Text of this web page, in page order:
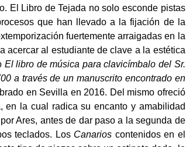
El Libro de Tejada no solo esconde pistas
que han llevado a la fijación de la
fuertemente arraigadas en la
acercar al estudiante de clave a la estética
El libro de música para clavicímbalo del Sr.
a través de un manuscrito encontrado en
en Sevilla en 2016. Del mismo ofreció
en la cual radica su encanto y amabilidad
Ares, antes de dar paso a la segunda de
teclados. Los Canarios contenidos en el